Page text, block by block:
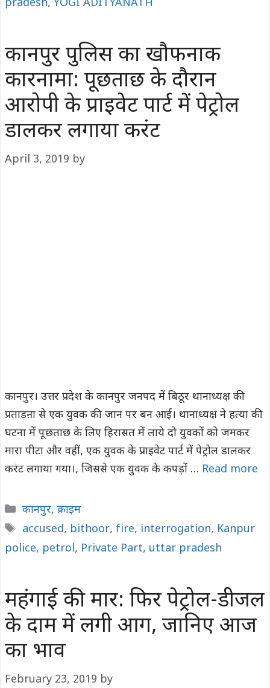
pradesh, YOGI ADITYANATH
कानपुर पुलिस का खौफनाक
कारनामा: पूछताछ के दौरान
आरोपी के प्राइवेट पार्ट में पेट्रोल
डालकर लगाया करंट
April 3, 2019 by
कानपुर। उत्तर प्रदेश के कानपुर जनपद में बिठूर थानाध्यक्ष की
प्रताडऩा से एक युवक की जान पर बन आई। थानाध्यक्ष ने हत्या की
घटना में पूछताछ के लिए हिरासत में लाये दो युवकों को जमकर
मारा पीटा और वहीं, एक युवक के प्राइवेट पार्ट में पेट्रोल डालकर
करंट लगाया गया।, जिससे एक युवक के कपड़ों … Read more
Categories
कानपुर, क्राइम
Tags
accused, bithoor, fire, interrogation, Kanpur
police, petrol, Private Part, uttar pradesh
महंगाई की मार: फिर पेट्रोल-डीजल
के दाम में लगी आग, जानिए आज
का भाव
February 23, 2019 by